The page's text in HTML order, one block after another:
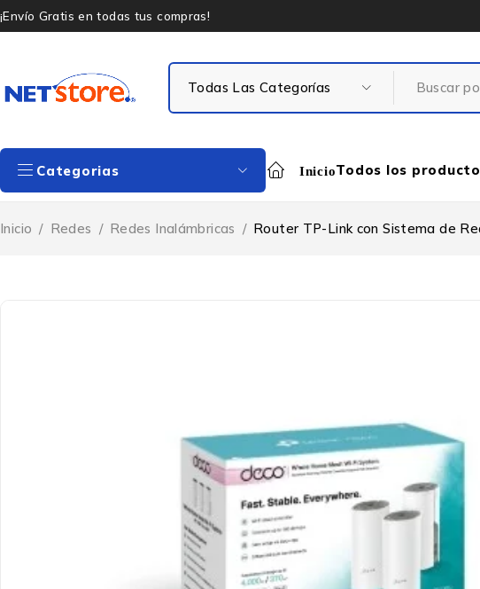
¡Envío Gratis en todas tus compras!
Categorias InicioTodos los
Inicio / Redes / Redes Inalámbricas / Router TP-Link con Sistema de